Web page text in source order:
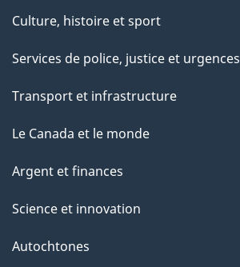
Culture, histoire et sport
Services de police, justice et urgences
Transport et infrastructure
Le Canada et le monde
Argent et finances
Science et innovation
Autochtones